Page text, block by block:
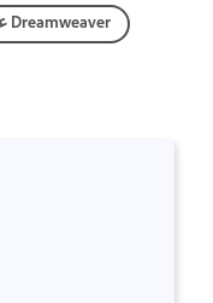
عرض كل البرامج التعليمية وعددها Dreamweaver